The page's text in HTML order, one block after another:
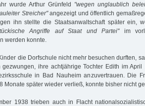
wurde Arthur Grünfeld "wegen unglaublich
Streicher"angezeigt und öffentlich
ihn stellte die Staatsanwaltschaft später ein,
Angriffe auf Staat und Partei"im
werden konnte.
die Dorfschule nicht mehr besuchen durften,
gezwungen, ihre achtjährige Tochter Edith im
in Bad Nauheim anzuvertrauen. Die
Monate später wieder verließ, konnte bisher nicht
1938 trieben auch in Flacht